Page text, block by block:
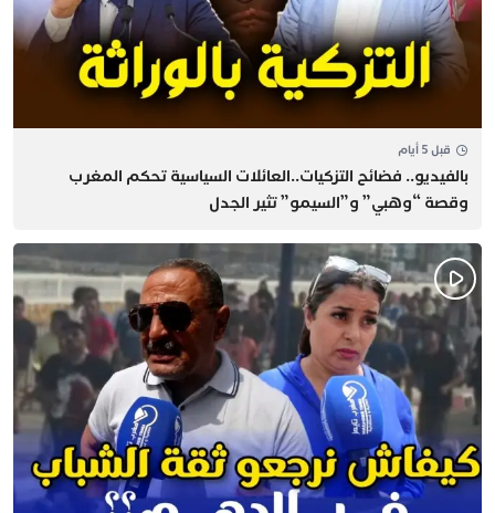
قبل 5 أيام
بالفيديو.. فضائح التزكيات..العائلات السياسية تحكم المغرب
وقصة “وهبي” و”السيمو” تثير الجدل